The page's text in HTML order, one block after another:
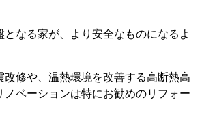
なる家が、より安全なものになるよ
改修や、温熱環境を改善する高断熱高
ノベーションは特にお勧めのリフォー